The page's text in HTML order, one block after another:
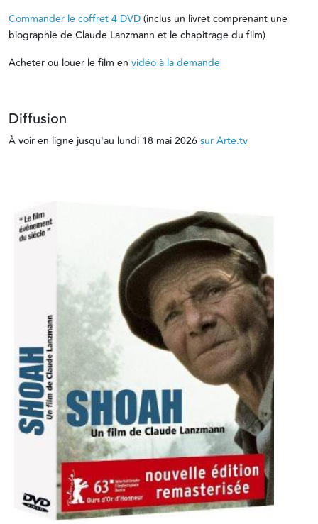
Commander le coffret 4 DVD(inclus un livret comprenant une
biographie de Claude Lanzmann et le chapitrage du film)
Acheter ou louer le film en vidéo à la demande
Diffusion
À voir en ligne jusqu'au lundi 18 mai 2026sur Arte.tv